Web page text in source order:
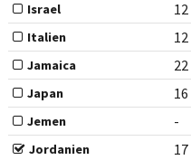
Israel 12
Italien 12
Jamaica 22
Japan 16
Jemen -
Jordanien 17